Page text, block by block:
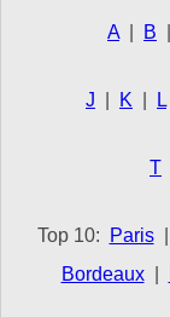
A B
J K L
T
Top 10: Paris|
Bordeaux|